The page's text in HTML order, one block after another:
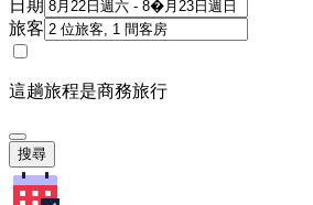
日期
旅客
這趟旅程是商務旅行
搜尋